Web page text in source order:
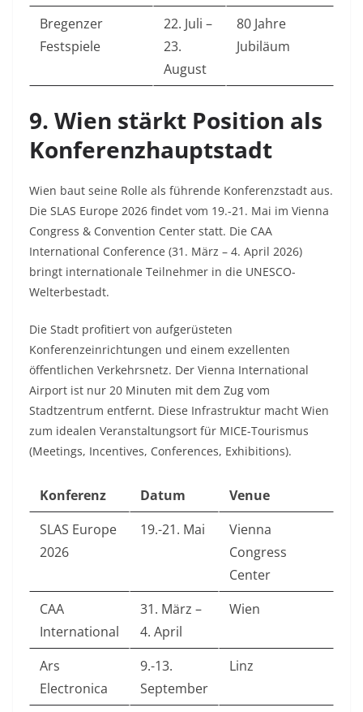
Bregenzer
Festspiele
22. Juli –
23.
August
80 Jahre
Jubiläum
9. Wien stärkt Position als
Konferenzhauptstadt
Wien baut seine Rolle als führende Konferenzstadt aus.
Die SLAS Europe 2026 findet vom 19.-21. Mai im Vienna
Congress & Convention Center statt. Die CAA
International Conference (31. März – 4. April 2026)
bringt internationale Teilnehmer in die UNESCO-
Welterbestadt.​
Die Stadt profitiert von aufgerüsteten
Konferenzeinrichtungen und einem exzellenten
öffentlichen Verkehrsnetz. Der Vienna International
Airport ist nur 20 Minuten mit dem Zug vom
Stadtzentrum entfernt. Diese Infrastruktur macht Wien
zum idealen Veranstaltungsort für MICE-Tourismus
(Meetings, Incentives, Conferences, Exhibitions).​
Konferenz Datum
Venue
SLAS Europe
2026
19.-21. Mai
Vienna
Congress
Center
CAA
International
31. März –
4. April
Wien
Ars
Electronica
9.-13.
September
Linz